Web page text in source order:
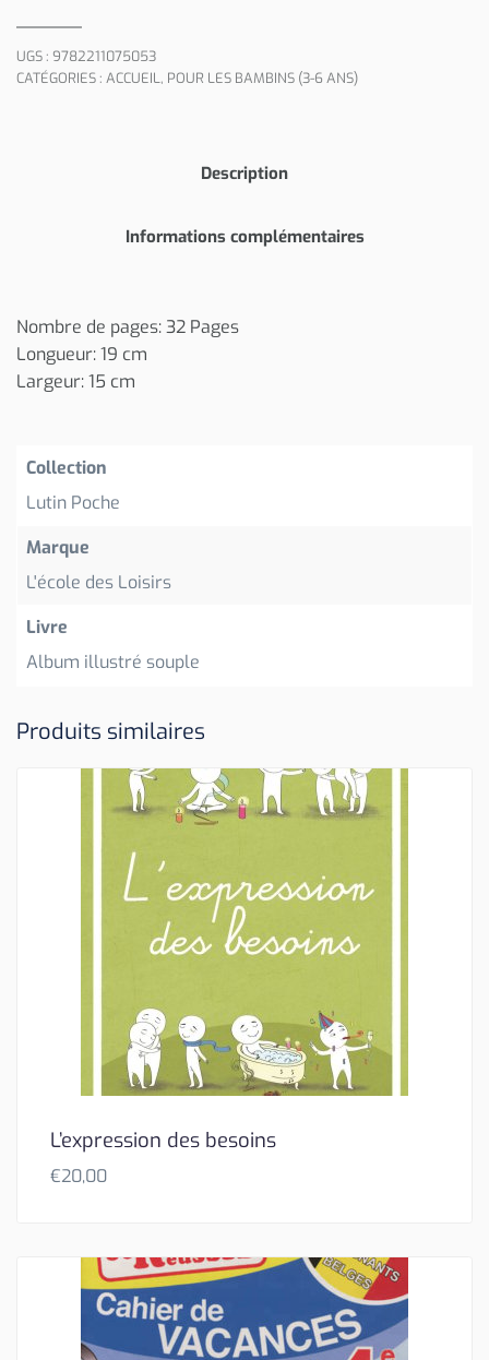
UGS : 9782211075053
CATÉGORIES : ACCUEIL, POUR LES BAMBINS (3-6 ANS)
Description
Informations complémentaires
Nombre de pages: 32 Pages
Longueur: 19 cm
Largeur: 15 cm
Collection
Lutin Poche
Marque
L'école des Loisirs
Livre
Album illustré souple
Produits similaires
L’expression des besoins
€20,00